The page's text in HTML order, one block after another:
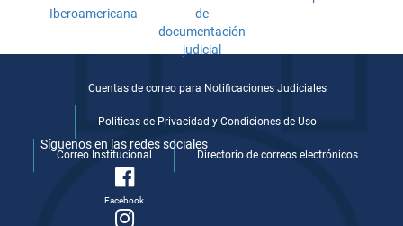
Cuentas de correo para Notificaciones Judiciales
Politicas de Privacidad y Condiciones de Uso
Correo Institucional Directorio de correos electrónicos
Síguenos en las redes sociales
Facebook